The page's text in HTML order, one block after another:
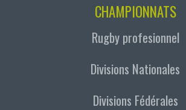
CHAMPIONNATS
Rugby profesionnel
Divisions Nationales
Divisions Fédérales